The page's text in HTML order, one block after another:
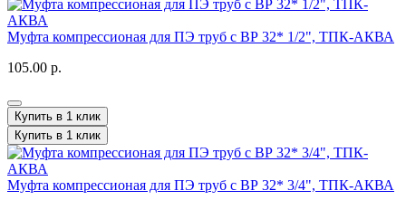
Муфта компрессионая для ПЭ труб с ВР 32* 1/2", ТПК-АКВА
105.00 р.
Купить в 1 клик
Купить в 1 клик
Муфта компрессионая для ПЭ труб с ВР 32* 3/4", ТПК-АКВА